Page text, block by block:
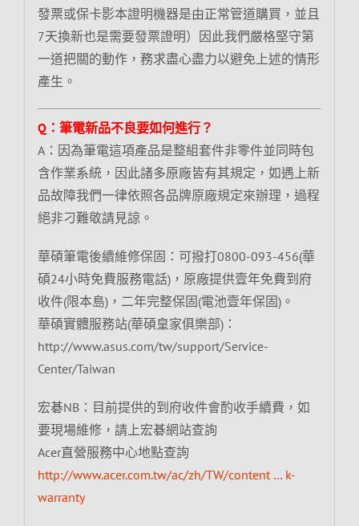
發票或保卡影本證明機器是由正常管道購買，並且
7天換新也是需要發票證明）因此我們嚴格堅守第
一道把關的動作，務求盡心盡力以避免上述的情形
產生。
Q：筆電新品不良要如何進行？
A：因為筆電這項產品是整組套件非零件並同時包
含作業系統，因此諸多原廠皆有其規定，如遇上新
品故障我們一律依照各品牌原廠規定來辦理，過程
絕非刁難敬請見諒。
華碩筆電後續維修保固：可撥打0800-093-456(華
碩24小時免費服務電話)，原廠提供壹年免費到府
收件(限本島)，二年完整保固(電池壹年保固)。
華碩實體服務站(華碩皇家俱樂部)：
http://www.asus.com/tw/support/Service-
Center/Taiwan
宏碁NB：目前提供的到府收件會酌收手續費，如
要現場維修，請上宏碁網站查詢
Acer直營服務中心地點查詢
http://www.acer.com.tw/ac/zh/TW/content … k-
warranty